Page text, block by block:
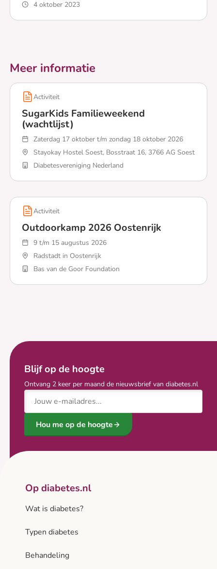
4 oktober 2023
Lees meer over Een weekje weg op kamp zonder
Meer informatie
Activiteit
SugarKids Familieweekend
(wachtlijst)
Zaterdag 17 oktober t/m zondag 18 oktober 2026
Stayokay Hostel Soest, Bosstraat 16, 3766 AG Soest
Diabetesvereniging Nederland
Lees meer over SugarKids Familieweekend (wachtlijst)
Activiteit
Outdoorkamp 2026 Oostenrijk
9 t/m 15 augustus 2026
Radstadt in Oostenrijk
Bas van de Goor Foundation
Lees meer over Outdoorkamp 2026 Oostenrijk
Blijf op de hoogte
Ontvang 2 keer per maand de nieuwsbrief van diabetes.nl
E-mailadres
Hou me op de hoogte
Op diabetes.nl
Wat is diabetes?
Typen diabetes
Behandeling